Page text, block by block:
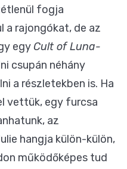
fogja
a rajongókat, de az
egy Cult of Luna-
csupán néhány
a részletekben is. Ha
vettük, egy furcsa
az
hangja külön-külön,
működőképes tud